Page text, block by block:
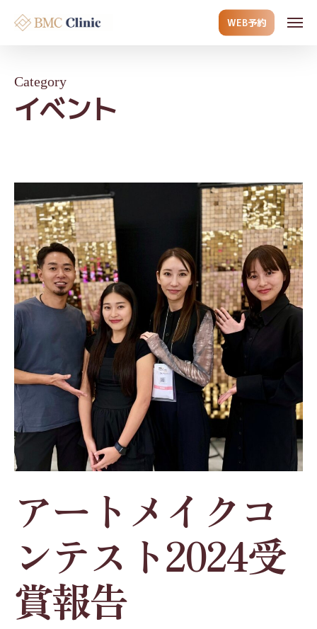
WEB予約
Category
イベント
アートメイクコ
ンテスト2024受
賞報告